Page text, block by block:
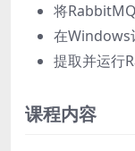
将
在Windows
提取并运行
课程内容